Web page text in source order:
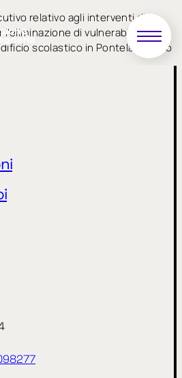
relativo agli interventi di
di vulnerabilità
scolastico in Pontelangorino